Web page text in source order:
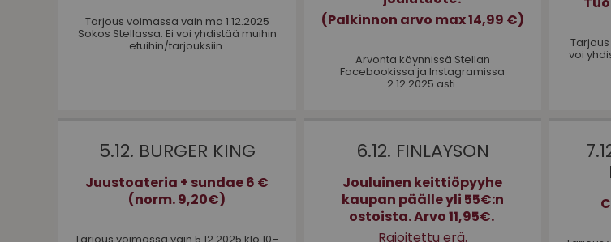
Tarjous voimassa vain ma 1.12.2025
Sokos Stellassa. Ei voi yhdistää muihin
etuihin/tarjouksiin.
(Palkinnon arvo max 14,99 €)
Arvonta käynnissä Stellan
Facebookissa ja Instagramissa
2.12.2025 asti.
Tarjous
voi
5.12. BURGER KING
Juustoateria + sundae 6 €
(norm. 9,20€)
6.12. FINLAYSON
Jouluinen keittiöpyyhe
kaupan päälle yli 55€:n
ostoista. Arvo 11,95€.
Rajoitettu erä.